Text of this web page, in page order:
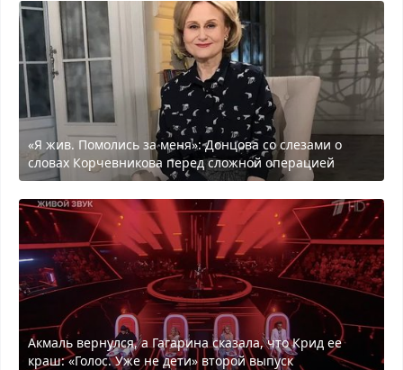
«Я жив. Помолись за меня»: Донцова со слезами о
словах Корчевникова перед сложной операцией
Акмаль вернулся, а Гагарина сказала, что Крид ее
краш: «Голос. Уже не дети» второй выпуск